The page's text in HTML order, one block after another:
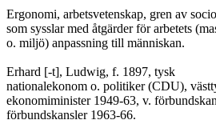
Ergonomi, arbetsvetenskap, gren av
som sysslar med åtgärder för arbetets
o. miljö) anpassning till människan.
Erhard [-t], Ludwig, f. 1897, tysk
nationalekonom o. politiker (CDU),
ekonomiminister 1949-63, v.
förbundskansler 1963-66.